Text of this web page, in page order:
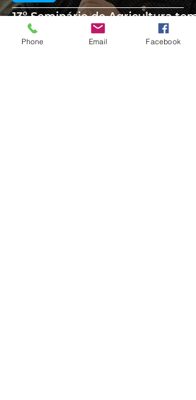
13º Seminário de Agricultura tem
o clima como um dos temas
Phone Email Facebook